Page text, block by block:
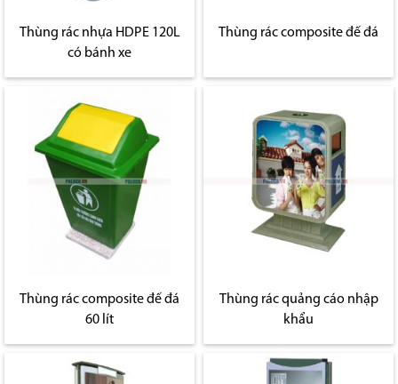
Thùng rác nhựa HDPE 120L
có bánh xe
Thùng rác composite đế đá
Thùng rác composite đế đá
60 lít
Thùng rác quảng cáo nhập
khẩu